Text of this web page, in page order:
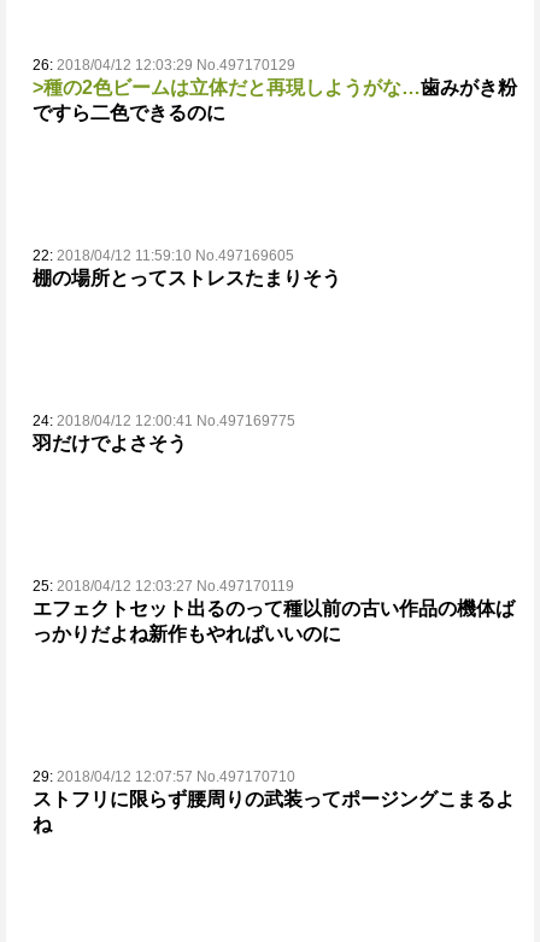
26: 2018/04/12 12:03:29 No.497170129
>種の2色ビームは立体だと再現しようがな…歯みがき粉
ですら二色できるのに
22: 2018/04/12 11:59:10 No.497169605
棚の場所とってストレスたまりそう
24: 2018/04/12 12:00:41 No.497169775
羽だけでよさそう
25: 2018/04/12 12:03:27 No.497170119
エフェクトセット出るのって種以前の古い作品の機体ば
っかりだよね新作もやればいいのに
29: 2018/04/12 12:07:57 No.497170710
ストフリに限らず腰周りの武装ってポージングこまるよ
ね